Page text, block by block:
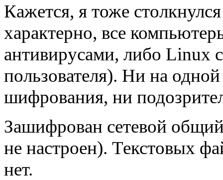
Кажется, я тоже
характерно, все
антивирусами, либо Linux
пользователя). Ни на
шифрования, ни
Зашифрован сетевой
не настроен). Текстовых
нет.